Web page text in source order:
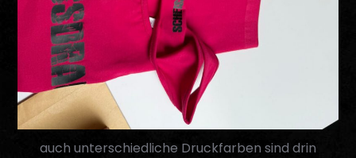
auch unterschiedliche Druckfarben sind drin